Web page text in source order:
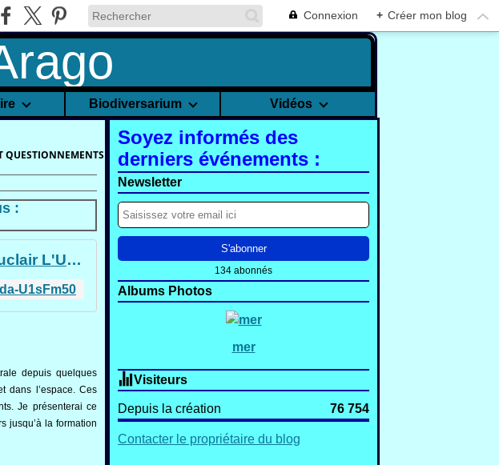
Connexion + Créer mon blog
Biodiversarium Vidéos
QUESTIONNEMENTS
:
20240207 Sylvie Vauclair L'Univers et nous
U1sFm50
depuis quelques
dans l’espace. Ces
Je présenterai ce
jusqu’à la formation
Soyez informés des
derniers événements :
Newsletter
134 abonnés
Albums Photos
mer
Visiteurs
Depuis la création 76 754
Contacter le propriétaire du blog